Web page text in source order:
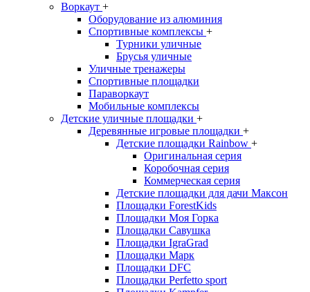
Воркаут +
Оборудование из алюминия
Спортивные комплексы +
Турники уличные
Брусья уличные
Уличные тренажеры
Спортивные площадки
Параворкаут
Мобильные комплексы
Детские уличные площадки +
Деревянные игровые площадки +
Детские площадки Rainbow +
Оригинальная серия
Коробочная серия
Коммерческая серия
Детские площадки для дачи Максон
Площадки ForestKids
Площадки Моя Горка
Площадки Савушка
Площадки IgraGrad
Площадки Марк
Площадки DFC
Площадки Perfetto sport